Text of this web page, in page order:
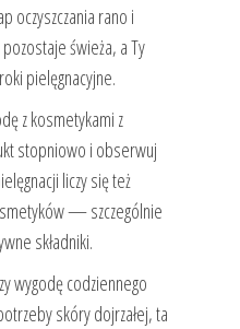
oczyszczania rano i
świeża, a Ty
pielęgnacyjne.
z kosmetykami z
stopniowo i obserwuj
liczy się też
— szczególnie
składniki.
wygodę codziennego
skóry dojrzałej, ta